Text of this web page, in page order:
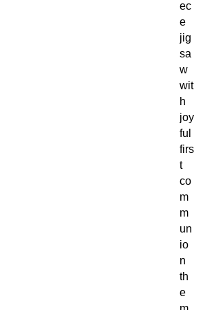
ec
e
jig
sa
w
wit
h
joy
ful
firs
t
co
m
m
un
io
n
th
e